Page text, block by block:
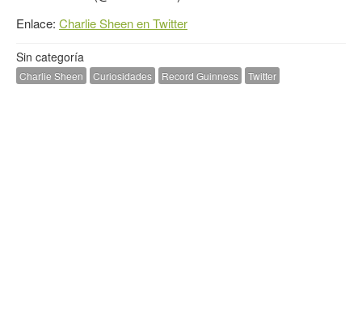
Enlace: Charlie Sheen en Twitter
Sin categoría
Charlie Sheen Curiosidades Record Guinness Twitter